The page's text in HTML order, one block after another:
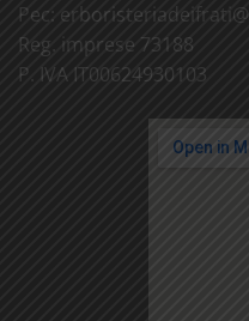
Pec: erboristeriadeifrati@
Reg. imprese 73188
P. IVA IT00624930103